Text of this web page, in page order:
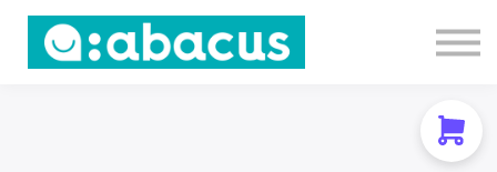
Nous contacter
About us